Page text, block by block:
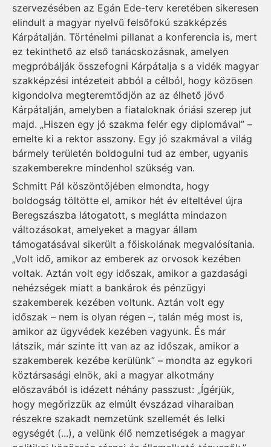
szervezésében az Egán Ede-terv keretében sikeresen
elindult a magyar nyelvű felsőfokú szakképzés
Kárpátalján. Történelmi pillanat a konferencia is, mert
ez tekinthető az első tanácskozásnak, amelyen
megpróbálják összefogni Kárpátalja s a vidék magyar
szakképzési intézeteit abból a célból, hogy közösen
kigondolva megteremtődjön az az élhető jövő
Kárpátalján, amelyben a fiataloknak óriási szerep jut
majd. „Hiszen egy jó szakma felér egy diplomával” –
emelte ki a rektor asszony. Egy jó szakmával a világ
bármely területén boldogulni tud az ember, ugyanis
szakemberekre mindenhol szükség van.
Schmitt Pál köszöntőjében elmondta, hogy
boldogság töltötte el, amikor hét év elteltével újra
Beregszászba látogatott, s meglátta mindazon
változásokat, amelyeket a magyar állam
támogatásával sikerült a főiskolának megvalósítania.
„Volt idő, amikor az emberek az orvosok kezében
voltak. Aztán volt egy időszak, amikor a gazdasági
nehézségek miatt a bankárok és pénzügyi
szakemberek kezében voltunk. Aztán volt egy
időszak – nem is olyan régen –, talán még most is,
amikor az ügyvédek kezében vagyunk. És már
látszik, már szinte itt van az az időszak, amikor a
szakemberek kezébe kerülünk” – mondta az egykori
köztársasági elnök, aki a magyar alkotmány
előszavából is idézett néhány passzust: „Ígérjük,
hogy megőrizzük az elmúlt évszázad viharaiban
részekre szakadt nemzetünk szellemét és lelki
egységét (...), a velünk élő nemzetiségek a magyar